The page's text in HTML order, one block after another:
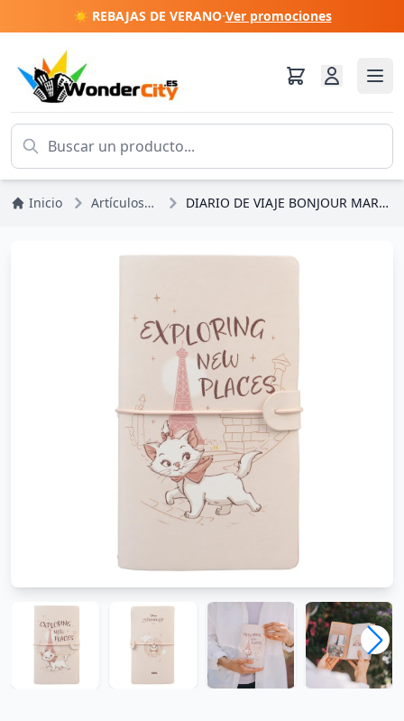
☀️ REBAJAS DE VERANO·Ver promociones
Inicio Artículos De Papelería DIARIO DE VIAJE BONJOUR MARIE - DISNEY LOS ARISTOGATOS